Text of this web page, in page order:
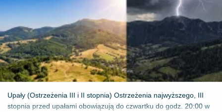
Upały (Ostrzeżenia III i II stopnia) Ostrzeżenia najwyższego, III
stopnia przed upałami obowiązują do czwartku do godz. 20:00 w